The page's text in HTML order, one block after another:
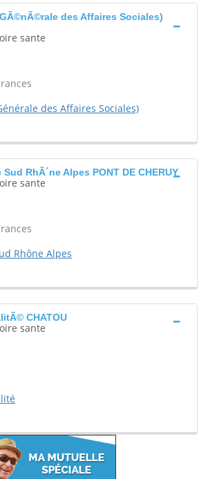
des Affaires Sociales)
sante
des Affaires Sociales)
RhÃ´ne Alpes PONT DE CHERUY
sante
Rhône Alpes
CHATOU
sante